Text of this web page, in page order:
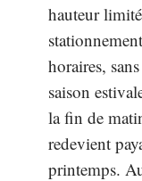
hauteur
horaires,
saison
la fin de
redevient
printemps.